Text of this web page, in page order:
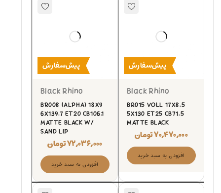
پیش‌سفارش
Black Rhino
BR015 VOLL 17X8.5
5X130 ET25 CB71.5
MATTE BLACK
۷۰,۴۷۰,۰۰۰تومان
افزودن به سبد خرید
پیش‌سفارش
Black Rhino
BR008 (ALPHA) 18X9
6X139.7 ET20 CB106.1
MATTE BLACK W/
SAND LIP
۷۲,۰۳۶,۰۰۰تومان
افزودن به سبد خرید